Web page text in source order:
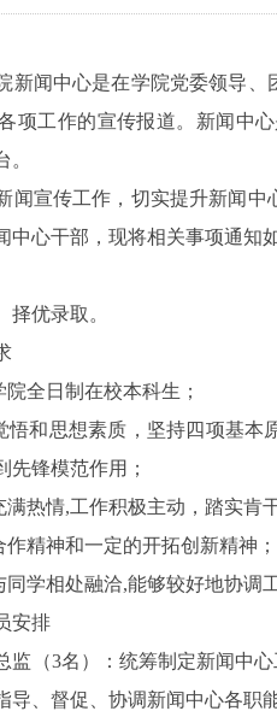
新闻中心是在学院党委领导
项工作的宣传报道。新闻中
闻宣传工作，切实提升新闻
中心干部，现将相关事项通知
择优录取。
全日制在校本科生；
悟和思想素质，坚持四项基
先锋模范作用；
热情,工作积极主动，踏实肯
精神和一定的开拓创新精神；
学相处融洽,能够较好地协调
安排
监（3名）：统筹制定新闻中
导、督促、协调新闻中心各职